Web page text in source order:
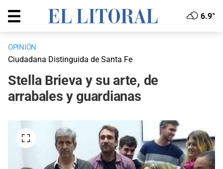
6.9°
OPINIÓN
Ciudadana Distinguida de Santa Fe
Stella Brieva y su arte, de
arrabales y guardianas